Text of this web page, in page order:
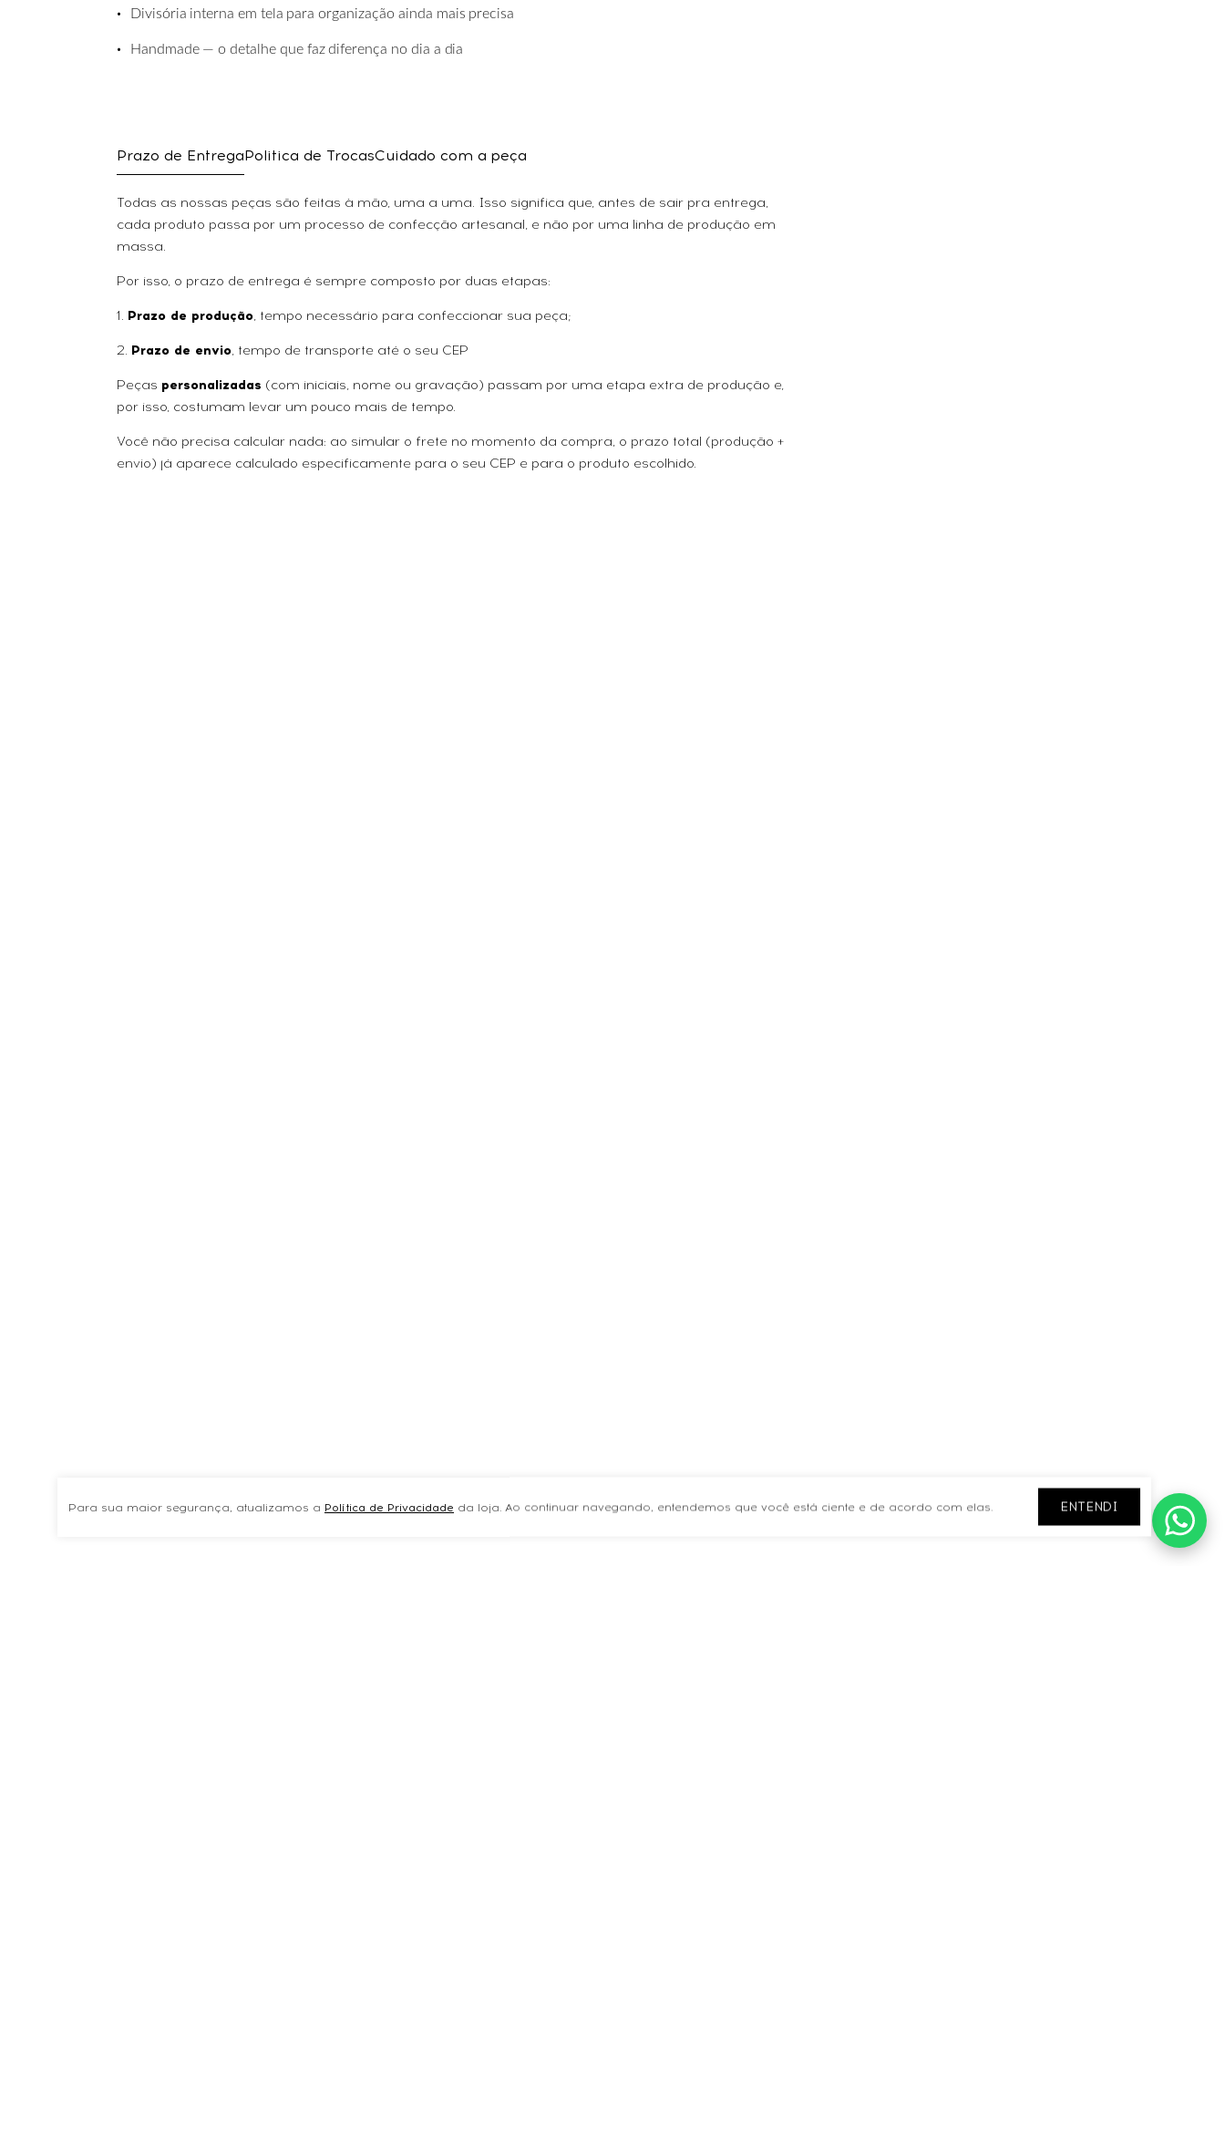
Para sua maior segurança, atualizamos a Política de Privacidade da loja. Ao continuar navegando, entendemos que você está ciente e de acordo com elas. ENTENDI
• Divisória interna em tela para organização ainda mais precisa
• Handmade — o detalhe que faz diferença no dia a dia
Prazo de EntregaPolitica de TrocasCuidado com a peça
Todas as nossas peças são feitas à mão, uma a uma. Isso significa que, antes de sair pra entrega,
cada produto passa por um processo de confecção artesanal, e não por uma linha de produção em
massa.
Por isso, o prazo de entrega é sempre composto por duas etapas:
1. Prazo de produção, tempo necessário para confeccionar sua peça;
2. Prazo de envio, tempo de transporte até o seu CEP
Peças personalizadas (com iniciais, nome ou gravação) passam por uma etapa extra de produção e,
por isso, costumam levar um pouco mais de tempo.
Você não precisa calcular nada: ao simular o frete no momento da compra, o prazo total (produção +
envio) já aparece calculado especificamente para o seu CEP e para o produto escolhido.